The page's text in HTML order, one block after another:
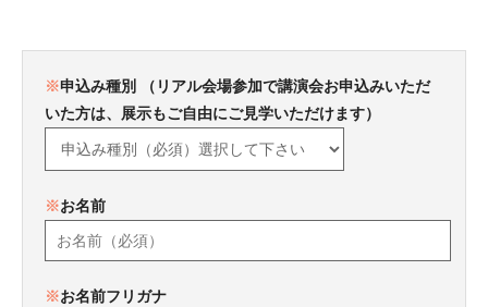
※申込み種別
（リアル会場参加で講演会お申込みいただ
いた方は、展示もご自由にご見学いただけます）
※お名前
※お名前フリガナ